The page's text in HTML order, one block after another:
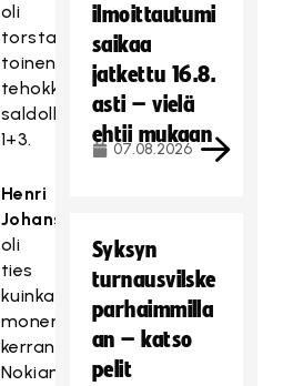
oli
torstain
toinen
tehokki
saldollaan
1+3.
Henri
Johansson
oli
ties
kuinka
monennen
kerran
Nokian
ilmoittautumi
saikaa
jatkettu 16.8.
asti – vielä
ehtii mukaan
07.08.2026
Syksyn
turnausvilske
parhaimmilla
an – katso
pelit